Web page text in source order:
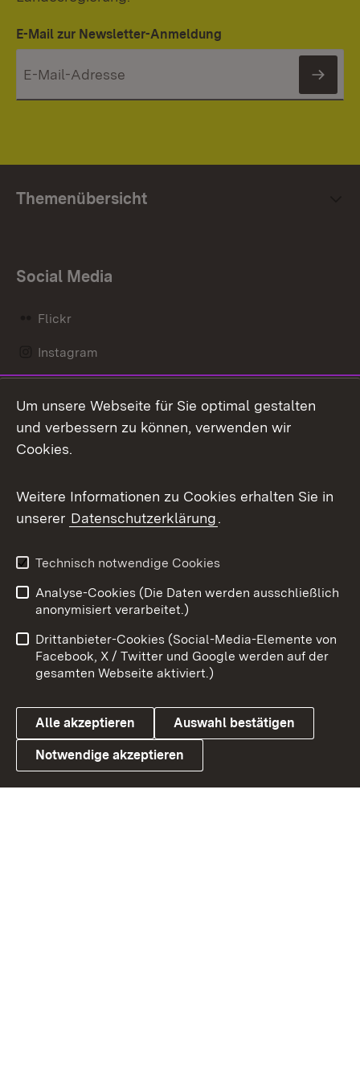
E-Mail zur Newsletter-Anmeldung
Themenübersicht
Social Media
Flickr
Instagram
Mastodon
Messenger
Social Wall
X / Twitter
Youtube
Link zum Landesportal
Benutzungshinweise
Barrierefreiheit
Datenschutz
Cookies
Um unsere Webseite für Sie optimal gestalten
und verbessern zu können, verwenden wir
Cookies.
Weitere Informationen zu Cookies erhalten Sie in
unserer Datenschutzerklärung.
Technisch notwendige Cookies
Analyse-Cookies (Die Daten werden ausschließlich
anonymisiert verarbeitet.)
Drittanbieter-Cookies (Social-Media-Elemente von
Facebook, X / Twitter und Google werden auf der
gesamten Webseite aktiviert.)
Alle akzeptieren Auswahl bestätigen
Notwendige akzeptieren